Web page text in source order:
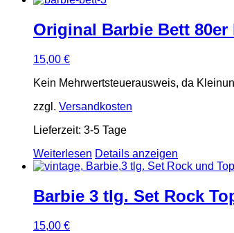
Original Barbie Bett 80er
15,00 €
Kein Mehrwertsteuerausweis, da
zzgl. Versandkosten
Lieferzeit: 3-5 Tage
Weiterlesen Details anzeigen
Barbie 3 tlg. Set Rock
15,00 €